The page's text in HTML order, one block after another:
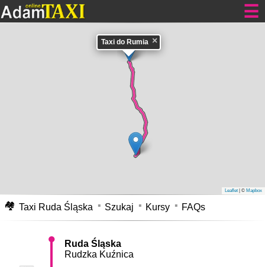
Tanie kursy dla Ciebie
Taxi Ruda Śląska
Rudzka Kuźnica do miasta Rumia tanio cennik 24h.
Przejazd taksówką w Rudzie Śląskiej Rudzka Kuźnica do miasta Rumia -
zajmie Wam samochodem około 6:47 Pokonacie go z średnią prędkością
nie przekraczającą 80 km/h. Dystans pomiędzy adresami, tzn. odległość
jaką pokonacie to około 543.4 km. CennikTaxi Ruda Śląska do miasta
, opłata za taki kurs waha się pomiędzy 2497-2758 zł w dzień, oraz
w nocy i dni świąteczne 3256-3631 zł. Cena ta może ulec zmianie na
korzyść klienta lub nieznacznie wzrosnąć z powodu korków na drogach,
Taxi do Rumia ×
Leaflet | © Mapbox
🏘 Taxi Ruda Śląska Szukaj Kursy FAQs
Ruda Śląska
Rudzka Kuźnica